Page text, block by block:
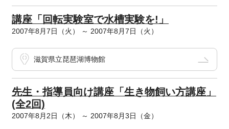
講座「回転実験室で水槽実験を!」
2007年8月7日（火） ～ 2007年8月7日（火）
滋賀県立琵琶湖博物館
先生・指導員向け講座「生き物飼い方講座」
(全2回)
2007年8月2日（木） ～ 2007年8月3日（金）